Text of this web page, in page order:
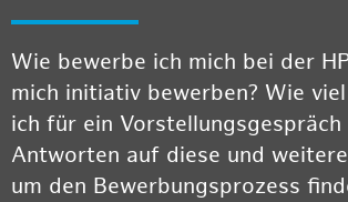
Wie bewerbe ich mich bei der
mich initiativ bewerben? Wie
ich für ein Vorstellungsgespräch
Antworten auf diese und
um den Bewerbungsprozess